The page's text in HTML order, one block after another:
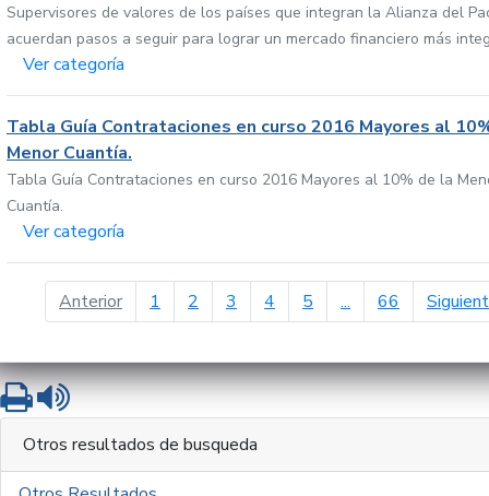
Supervisores de valores de los países que integran la Alianza del
acuerdan pasos a seguir para lograr un mercado financiero más
Ver categoría
Tabla Guía Contrataciones en curso 2016 Mayores al
Menor Cuantía.
Tabla Guía Contrataciones en curso 2016 Mayores al 10% de la
Cuantía.
Ver categoría
Anteriorpágina anterior
1 2 3 4 5 ... 66
ImprimirLeer contenido
Otros resultados de busqueda